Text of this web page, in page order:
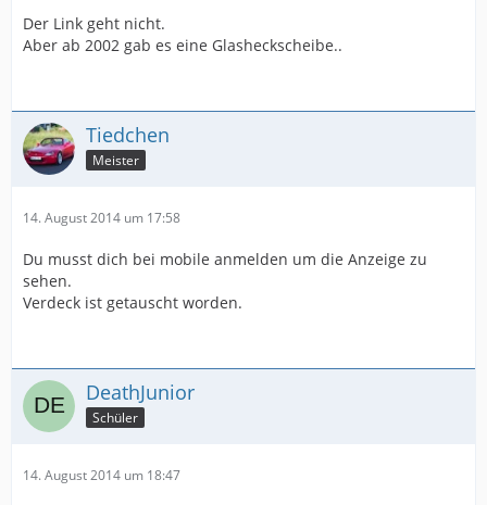
Der Link geht nicht.
Aber ab 2002 gab es eine Glasheckscheibe..
Tiedchen
Meister
14. August 2014 um 17:58
Du musst dich bei mobile anmelden um die Anzeige zu
sehen.
Verdeck ist getauscht worden.
DeathJunior
Schüler
14. August 2014 um 18:47